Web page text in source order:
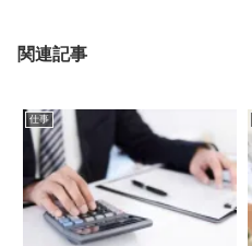
関連記事
仕事